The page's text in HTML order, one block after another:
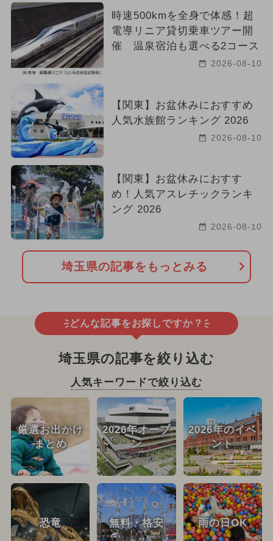
時速500kmを全身で体感！超
電導リニア貸切乗車ツアー開
催 温泉宿泊も選べる2コース
2026-08-10
【関東】お盆休みにおすすめ
人気水族館ランキング 2026
2026-08-10
【関東】お盆休みにおすす
め！人気アスレチックランキ
ング 2026
2026-08-10
埼玉県の記事をもっとみる
どんな記事をお探しですか？
埼玉県の記事を絞り込む
人気キーワードで絞り込む
厳選お出かけ
まとめ
2026年オープ
ン
2026年のイベ
ント
恐竜 無料・格安 雨の日OK